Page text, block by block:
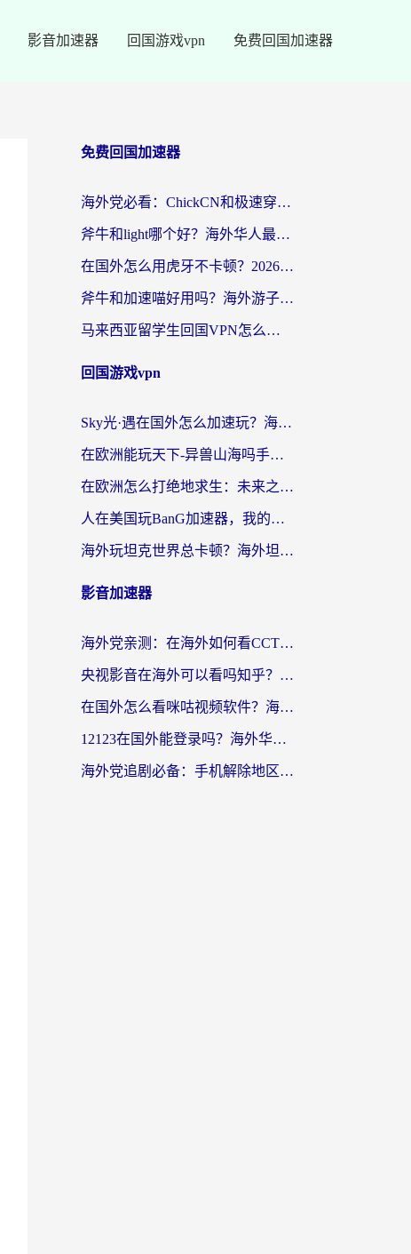
影音加速器 回国游戏vpn 免费回国加速器
免费回国加速器
海外党必看：ChickCN和极速穿梭VPN好用吗？3招教你选对回国加速器无缝刷国内资源
斧牛和light哪个好？海外华人最关心的回国加速器选择难题，一篇讲透
在国外怎么用虎牙不卡顿？2026海外华人亲测有效的回国加速器选择指南
斧牛和加速喵好用吗？海外游子的真实选择困境
马来西亚留学生回国VPN怎么选？3个避坑点+1款实测好用的加速器推荐
回国游戏vpn
Sky光·遇在国外怎么加速玩？海外党亲测有效的国服游戏加速指南
在欧洲能玩天下-异兽山海吗手游？海外玩家的加速器生存指南
在欧洲怎么打绝地求生：未来之役不卡？留学生亲测的加速器避坑指南
人在美国玩BanG加速器，我的延迟终于绿了
海外玩坦克世界总卡顿？海外坦克世界加速器有哪些？实测好用的选择在这里
影音加速器
海外党亲测：在海外如何看CCTV？告别“仅限大陆播放”的实用指南
央视影音在海外可以看吗知乎？留学生亲测：3步解决地域限制+追剧自由
在国外怎么看咪咕视频软件？海外党亲测有效的回国加速方案
12123在国外能登录吗？海外华人必看的回国加速实用指南
海外党追剧必备：手机解除地区限制app怎么选？解决央视视频&国内剧地区限制全指南